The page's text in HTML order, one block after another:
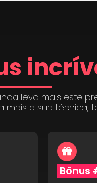
leva mais este
mais a sua
Bônus